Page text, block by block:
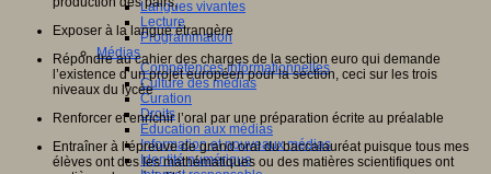
Langues vivantes
Lecture
Programmation
Médias
Compétences informationnelles
Culture des médias
Curation
Droits
Education aux médias
Information et nouveaux médias
Identité numérique
Exposer à la langue étrangère
Répondre au cahier des charges de la section euro qui demande
l’existence d’un projet européen pour la section, ceci sur les trois
niveaux du lycée
Renforcer et enrichir l’oral par une préparation écrite au préalable
Entraîner à l’épreuve de grand oral du baccalauréat puisque tous mes
élèves ont des les mathématiques ou des matières scientifiques ont